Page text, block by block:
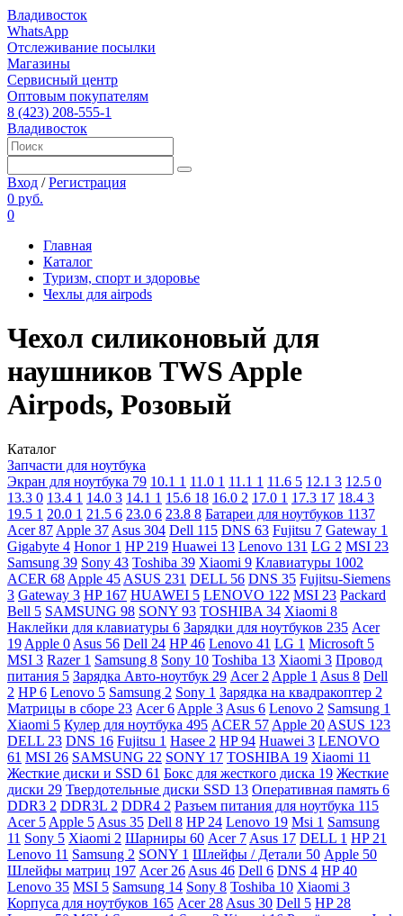
Владивосток
WhatsApp
Отслеживание посылки
Магазины
Сервисный центр
Оптовым покупателям
8 (423) 208-555-1
Владивосток
Вход /Регистрация
0 руб.
0
Главная
Каталог
Туризм, спорт и здоровье
Чехлы для airpods
Чехол силиконовый для
наушников TWS Apple
Airpods, Розовый
Каталог
Запчасти для ноутбука
Экран для ноутбука 79 10.1 1 11.0 1 11.1 1 11.6 5 12.1 3 12.5 0
13.3 0 13.4 1 14.0 3 14.1 1 15.6 18 16.0 2 17.0 1 17.3 17 18.4 3
19.5 1 20.0 1 21.5 6 23.0 6 23.8 8 Батареи для ноутбуков 1137
Acer87 Apple 37 Asus 304 Dell 115 DNS 63 Fujitsu 7 Gateway 1
Gigabyte 4 Honor 1 HP 219 Huawei 13 Lenovo 131 LG 2 MSI 23
Samsung 39 Sony 43 Toshiba 39 Xiaomi 9 Клавиатуры 1002
ACER 68 Apple 45 ASUS 231 DELL 56 DNS 35 Fujitsu-Siemens
3 Gateway 3 HP 167 HUAWEI 5 LENOVO 122 MSI 23 Packard
Bell 5 SAMSUNG 98 SONY 93 TOSHIBA 34 Xiaomi 8
Наклейки для клавиатуры 6 Зарядки для ноутбуков 235 Acer
19 Apple 0 Asus 56 Dell 24 HP46 Lenovo 41 LG 1 Microsoft 5
MSI 3 Razer 1 Samsung 8 Sony 10 Toshiba 13 Xiaomi 3 Провод
питания 5 Зарядка Авто-ноутбук 29 Acer 2 Apple 1 Asus 8 Dell
2 HP6 Lenovo 5 Samsung 2 Sony 1 Зарядка на квадракоптер 2
Матрицы в сборе 23 Acer6 Apple 3 Asus 6 Lenovo 2 Samsung 1
Xiaomi 5 Кулер для ноутбука 495 ACER 57 Apple 20 ASUS 123
DELL 23 DNS 16 Fujitsu 1 Hasee 2 HP94 Huawei 3 LENOVO
61 MSI 26 SAMSUNG 22 SONY 17 TOSHIBA 19 Xiaomi 11
Жесткие диски и SSD 61 Бокс для жесткого диска 19 Жесткие
диски 29 Твердотельные диски SSD 13 Оперативная память 6
DDR3 2 DDR3L 2 DDR4 2 Разъем питания для ноутбука 115
Acer 5 Apple 5 Asus 35 Dell 8 HP 24 Lenovo 19 Msi 1 Samsung
11 Sony 5 Xiaomi 2 Шарниры 60 Acer 7 Asus 17 DELL 1 HP 21
Lenovo 11 Samsung 2 SONY 1 Шлейфы / Детали 50 Apple 50
Шлейфы матриц 197 Acer 26 Asus 46 Dell 6 DNS 4 HP40
Lenovo 35 MSI 5 Samsung 14 Sony 8 Toshiba 10 Xiaomi 3
Корпуса для ноутбуков 165 Acer 28 Asus 30 Dell 5 HP 28